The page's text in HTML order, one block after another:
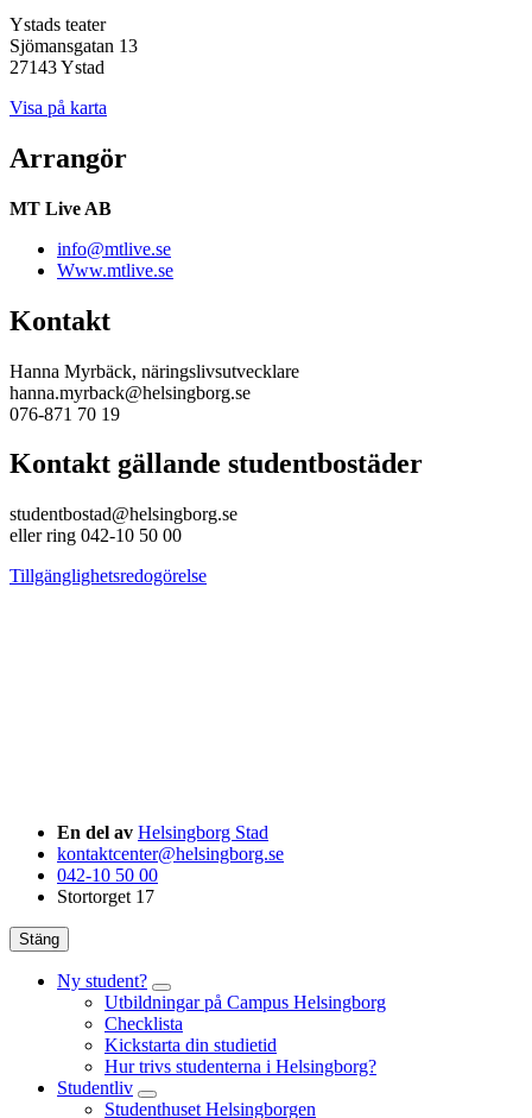
Ystads teater
Sjömansgatan 13
27143 Ystad
Visa på karta
Arrangör
MT Live AB
info@mtlive.se
Www.mtlive.se
Kontakt
Hanna Myrbäck, näringslivsutvecklare
hanna.myrback@helsingborg.se
076-871 70 19
Kontakt gällande studentbostäder
studentbostad@helsingborg.se
eller ring 042-10 50 00
Tillgänglighetsredogörelse
En del av Helsingborg Stad
kontaktcenter@helsingborg.se
042-10 50 00
Stortorget 17
Stäng
Ny student?
Utbildningar på Campus Helsingborg
Checklista
Kickstarta din studietid
Hur trivs studenterna i Helsingborg?
Studentliv
Studenthuset Helsingborgen